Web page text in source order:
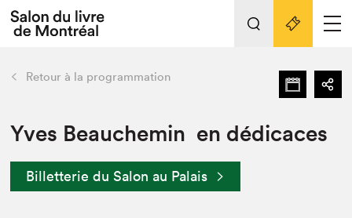
L'événement
Préparer sa visite au Salon
Actualités
retour Nos activités
Préparer sa visite
Liens pratiques
Retour à la programmation
Yves Beauchemin en dédicaces
Billetterie du Salon au Palais